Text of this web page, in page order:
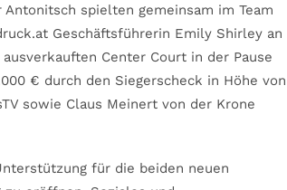
spielten gemeinsam im Team
Geschäftsführerin Emily Shirley an
Center Court in der Pause
€ durch den Siegerscheck in Höhe von
sowie Claus Meinert von der Krone
für die beiden neuen